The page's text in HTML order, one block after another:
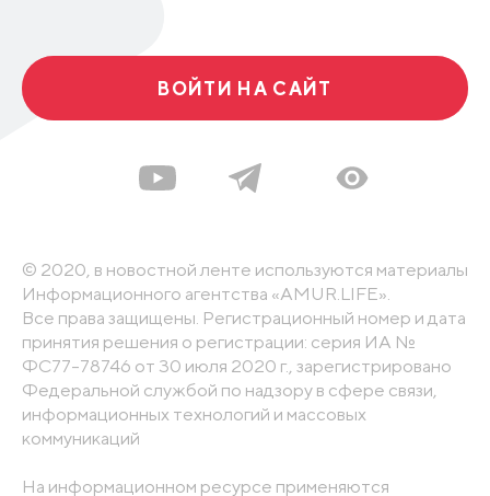
ВОЙТИ НА САЙТ
© 2020, в новостной ленте используются материалы
Информационного агентства «AMUR.LIFE».
Все права защищены. Регистрационный номер и дата
принятия решения о регистрации: серия ИА №
ФС77-78746 от 30 июля 2020 г., зарегистрировано
Федеральной службой по надзору в сфере связи,
информационных технологий и массовых
коммуникаций
На информационном ресурсе применяются